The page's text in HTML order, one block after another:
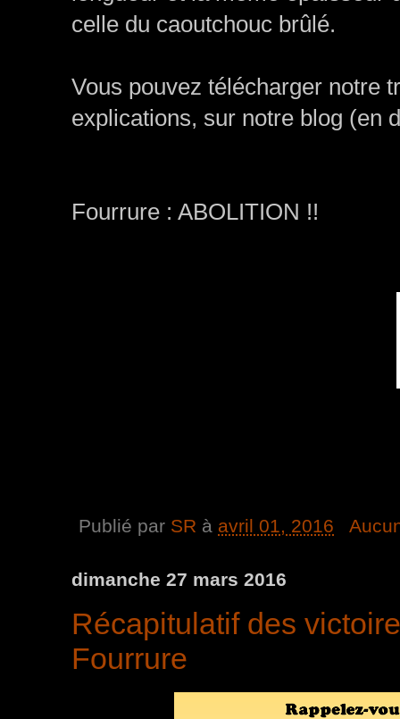
celle du caoutchouc brûlé.
Vous pouvez télécharger notre
explications, sur notre blog (en
Fourrure : ABOLITION !!
Publié par SR à avril 01, 2016
dimanche 27 mars 2016
Récapitulatif des
Fourrure